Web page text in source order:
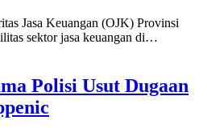
Jasa Keuangan (OJK) Provinsi
sektor jasa keuangan di…
Polisi Usut Dugaan